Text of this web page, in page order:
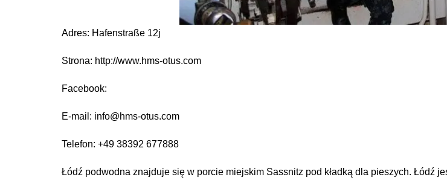
Adres: Hafenstraße 12j
Strona: http://www.hms-otus.com
Facebook:
E-mail: info@hms-otus.com
Telefon: +49 38392 677888
Łódź podwodna znajduje się w porcie miejskim Sassnitz pod kładką dla pieszych. Łódź